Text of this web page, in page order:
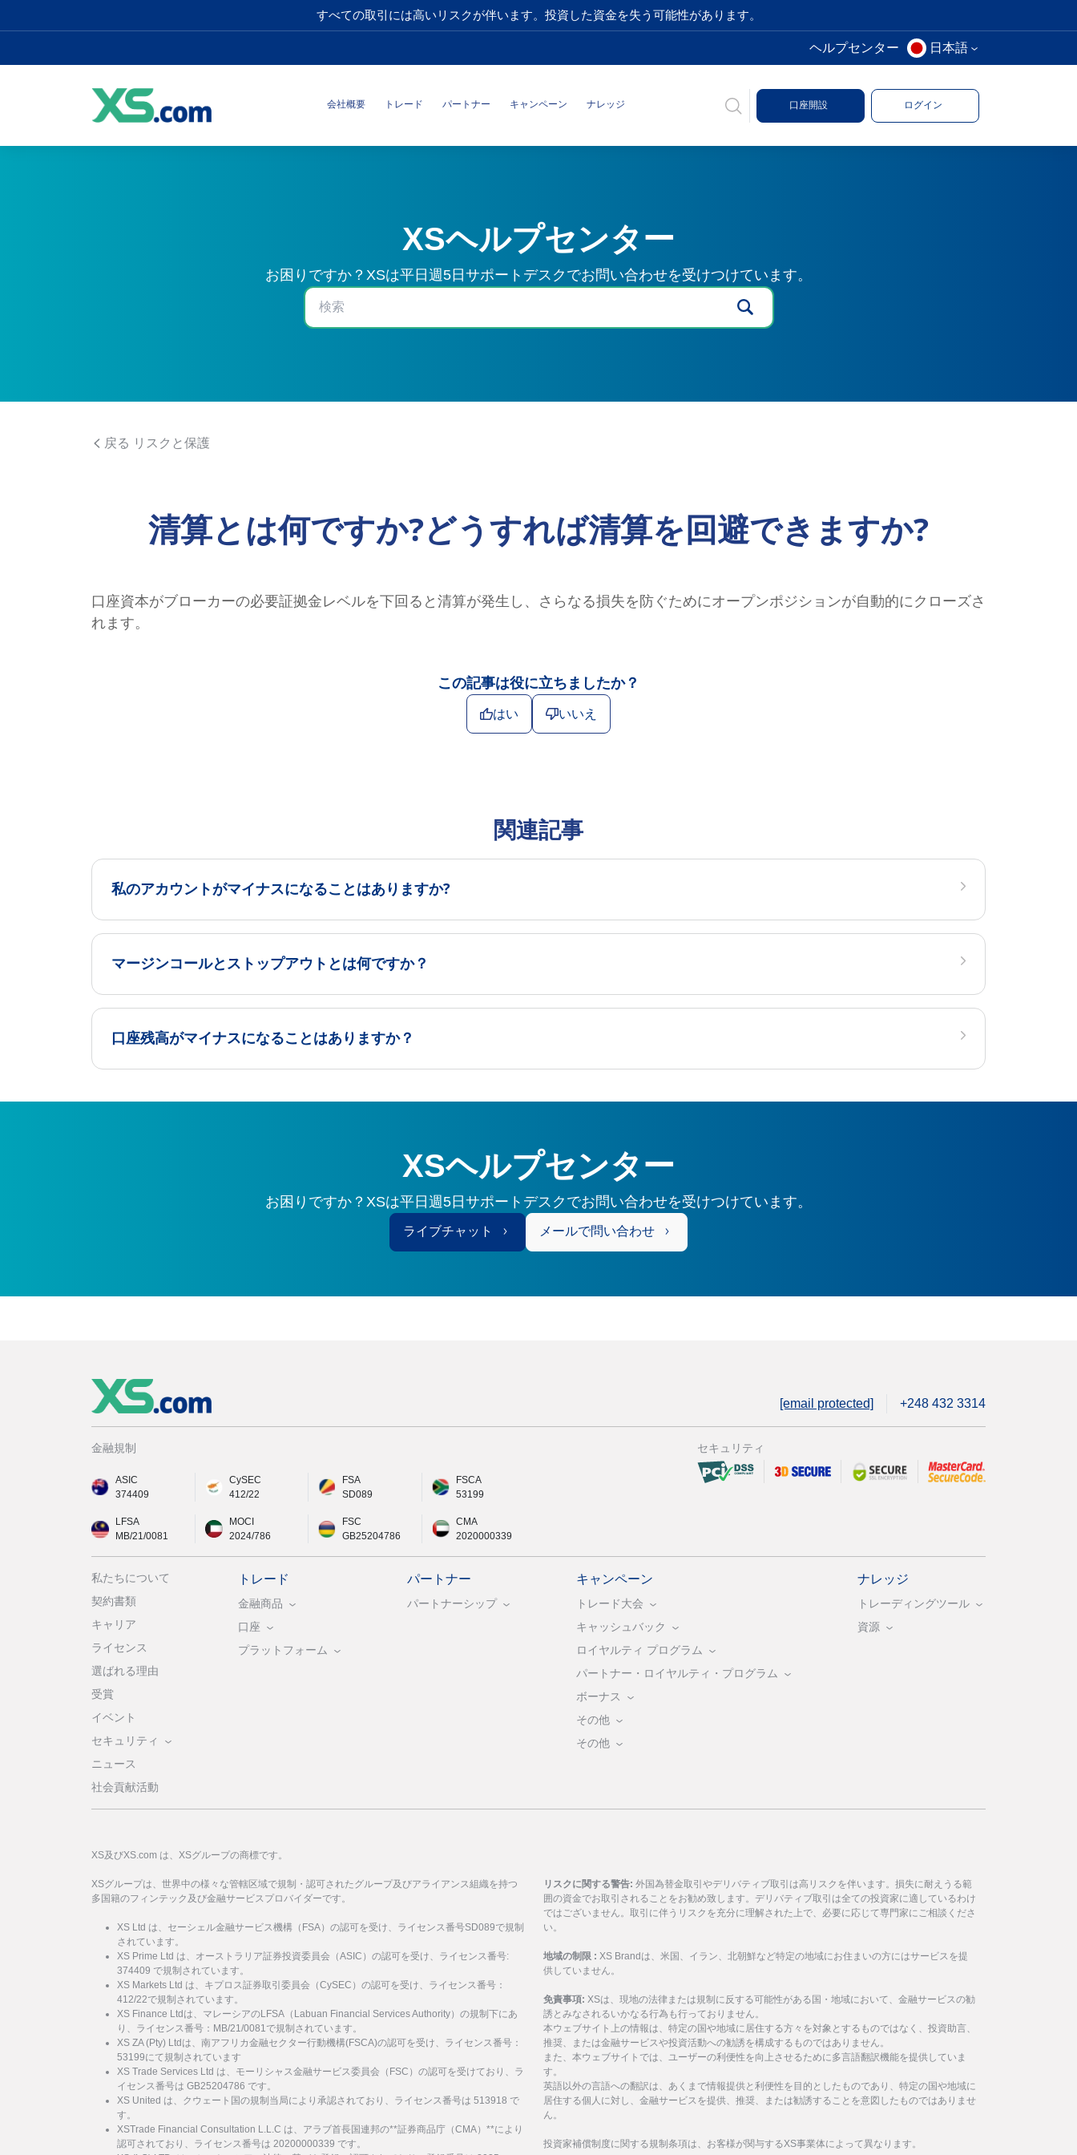
すべての取引には高いリスクが伴います。投資した資金を失う可能性があります。
ヘルプセンター 日本語
会社概要 トレード パートナー キャンペーン ナレッジ 口座開設 ログイン
XSヘルプセンター
お困りですか？XSは平日週5日サポートデスクでお問い合わせを受けつけています。
戻る リスクと保護
清算とは何ですか?どうすれば清算を回避できますか?
口座資本がブローカーの必要証拠金レベルを下回ると清算が発生し、さらなる損失を防ぐためにオープンポジションが自動的にクローズさ
れます。
この記事は役に立ちましたか？
はい いいえ
関連記事
私のアカウントがマイナスになることはありますか?
マージンコールとストップアウトとは何ですか？
口座残高がマイナスになることはありますか？
XSヘルプセンター
お困りですか？XSは平日週5日サポートデスクでお問い合わせを受けつけています。
ライブチャット メールで問い合わせ
[email protected] +248 432 3314
金融規制
ASIC
374409
CySEC
412/22
FSA
SD089
FSCA
53199
LFSA
MB/21/0081
MOCI
2024/786
FSC
GB25204786
CMA
2020000339
セキュリティ
私たちについて
契約書類
キャリア
ライセンス
選ばれる理由
受賞
イベント
セキュリティ
ニュース
社会貢献活動
トレード
金融商品
口座
プラットフォーム
パートナー
パートナーシップ
キャンペーン
トレード大会
キャッシュバック
ロイヤルティ プログラム
パートナー・ロイヤルティ・プログラム
ボーナス
その他
その他
ナレッジ
トレーディングツール
資源
XS及びXS.com は、XSグループの商標です。
XSグループは、世界中の様々な管轄区域で規制・認可されたグループ及びアライアンス組織を持つ
多国籍のフィンテック及び金融サービスプロバイダーです。
XS Ltd は、セーシェル金融サービス機構（FSA）の認可を受け、ライセンス番号SD089で規制
されています。
XS Prime Ltd は、オーストラリア証券投資委員会（ASIC）の認可を受け、ライセンス番号:
374409 で規制されています。
XS Markets Ltd は、キプロス証券取引委員会（CySEC）の認可を受け、ライセンス番号：
412/22で規制されています。
XS Finance Ltdは、マレーシアのLFSA（Labuan Financial Services Authority）の規制下にあ
り、ライセンス番号：MB/21/0081で規制されています。
XS ZA (Pty) Ltdは、南アフリカ金融セクター行動機構(FSCA)の認可を受け、ライセンス番号：
53199にて規制されています
XS Trade Services Ltd は、モーリシャス金融サービス委員会（FSC）の認可を受けており、ラ
イセンス番号は GB25204786 です。
XS United は、クウェート国の規制当局により承認されており、ライセンス番号は 513918 で
す。
XSTrade Financial Consultation L.L.C は、アラブ首長国連邦の**証券商品庁（CMA）**により
認可されており、ライセンス番号は 20200000339 です。
リスクに関する警告: 外国為替金取引やデリバティブ取引は高リスクを伴います。損失に耐えうる範
囲の資金でお取引されることをお勧め致します。デリバティブ取引は全ての投資家に適しているわけ
ではございません。取引に伴うリスクを充分に理解された上で、必要に応じて専門家にご相談くださ
い。
地域の制限 : XS Brandは、米国、イラン、北朝鮮など特定の地域にお住まいの方にはサービスを提
供していません。
免責事項: XSは、現地の法律または規制に反する可能性がある国・地域において、金融サービスの勧
誘とみなされるいかなる行為も行っておりません。
本ウェブサイト上の情報は、特定の国や地域に居住する方々を対象とするものではなく、投資助言、
推奨、または金融サービスや投資活動への勧誘を構成するものではありません。
また、本ウェブサイトでは、ユーザーの利便性を向上させるために多言語翻訳機能を提供していま
す。
英語以外の言語への翻訳は、あくまで情報提供と利便性を目的としたものであり、特定の国や地域に
居住する個人に対し、金融サービスを提供、推奨、または勧誘することを意図したものではありませ
ん。
投資家補償制度に関する規制条項は、お客様が関与するXS事業体によって異なります。